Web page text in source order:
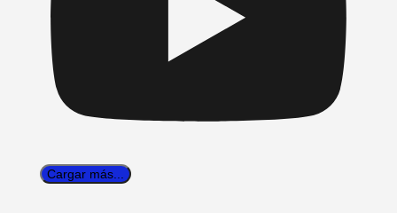
Cargar más...